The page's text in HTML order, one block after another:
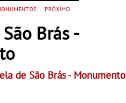
próximo
Brás -
de São Brás- Monumento